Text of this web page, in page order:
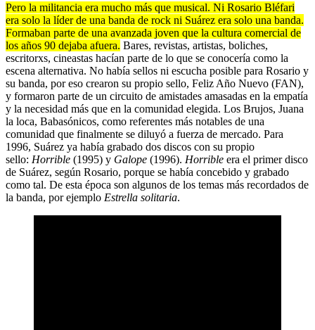
Pero la militancia era mucho más que musical. Ni Rosario Bléfari
era solo la líder de una banda de rock ni Suárez era solo una banda.
Formaban parte de una avanzada joven que la cultura comercial de
los años 90 dejaba afuera. Bares, revistas, artistas, boliches,
escritorxs, cineastas hacían parte de lo que se conocería como la
escena alternativa. No había sellos ni escucha posible para Rosario y
su banda, por eso crearon su propio sello, Feliz Año Nuevo (FAN),
y formaron parte de un circuito de amistades amasadas en la empatía
y la necesidad más que en la comunidad elegida. Los Brujos, Juana
la loca, Babasónicos, como referentes más notables de una
comunidad que finalmente se diluyó a fuerza de mercado. Para
1996, Suárez ya había grabado dos discos con su propio
sello: Horrible (1995) y Galope (1996). Horrible era el primer disco
de Suárez, según Rosario, porque se había concebido y grabado
como tal. De esta época son algunos de los temas más recordados de
la banda, por ejemplo Estrella solitaria.